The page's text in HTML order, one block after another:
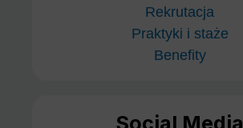
Rekrutacja
Praktyki i staże
Benefity